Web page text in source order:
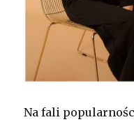
Na fali